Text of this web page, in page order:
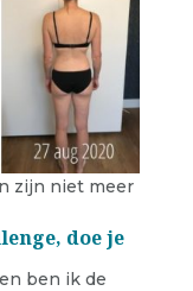
zijn niet meer
doe je
ben ik de